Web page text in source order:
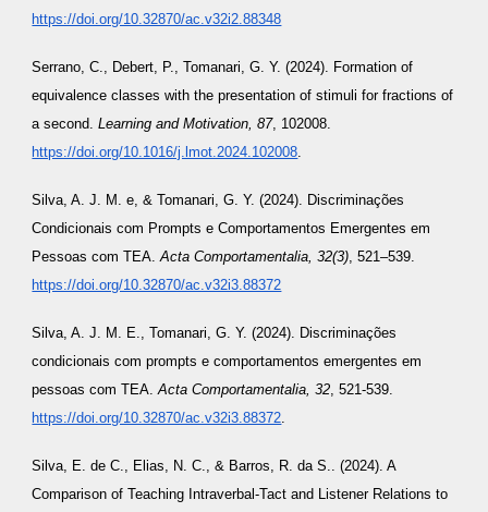
https://doi.org/10.32870/ac.v32i2.88348
Serrano, C., Debert, P., Tomanari, G. Y. (2024). Formation of
equivalence classes with the presentation of stimuli for fractions of
a second.Learning and Motivation, 87, 102008.
https://doi.org/10.1016/j.lmot.2024.102008.
Silva, A. J. M. e, & Tomanari, G. Y. (2024). Discriminações
Condicionais com Prompts e Comportamentos Emergentes em
Pessoas com TEA.Acta Comportamentalia, 32(3), 521–539.
https://doi.org/10.32870/ac.v32i3.88372
Silva, A. J. M. E., Tomanari, G. Y. (2024). Discriminações
condicionais com prompts e comportamentos emergentes em
pessoas com TEA.Acta Comportamentalia, 32, 521-539.
https://doi.org/10.32870/ac.v32i3.88372.
Silva, E. de C., Elias, N. C., & Barros, R. da S.. (2024). A
Comparison of Teaching Intraverbal-Tact and Listener Relations to